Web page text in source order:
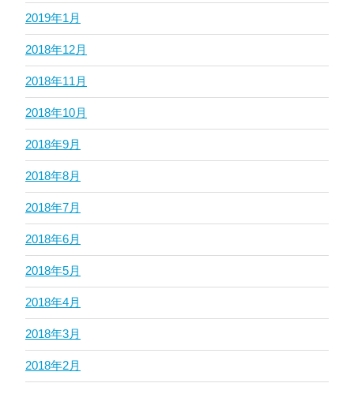
2019年1月
2018年12月
2018年11月
2018年10月
2018年9月
2018年8月
2018年7月
2018年6月
2018年5月
2018年4月
2018年3月
2018年2月